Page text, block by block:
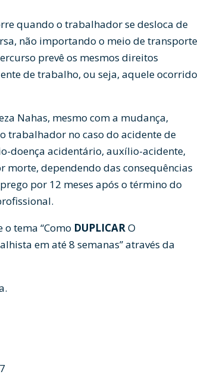
quando o trabalhador se desloca de
não importando o meio de transporte
prevê os mesmos direitos
de trabalho, ou seja, aquele ocorrido
Nahas, mesmo com a mudança,
trabalhador no caso do acidente de
doença acidentário, auxílio-acidente,
dependendo das consequências
por 12 meses após o término do
tema “Como DUPLICARO
em até 8 semanas” através da